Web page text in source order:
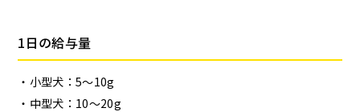
1日の給与量
小型犬：5～10g
中型犬：10～20g